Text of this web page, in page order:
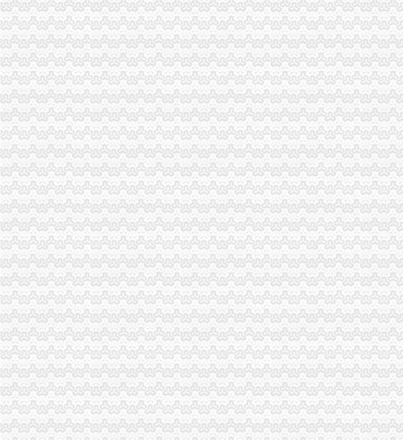
沙坪坝局抓住“五个关键”0元注册公司流程推动重点工作全面开展
荣昌局一元注册公司流程四举措建立与监管对象联系服务机制
万盛局五项措施加“五一”一元注册公司流程旅游市场管理见成效
江津局“两手抓”一元注册公司流程积构建食品安全监管长效机制
云局1元注册公司五措并举促农村经纪人健康发展
彭水工商局一元注册公司与公安联手整辖区旅馆业
永川局0元注册公司流程化合同帮扶制度支持涉农企业发展
高新区IT市一元注册公司场实行《先行赔付制度》
渝中“12315”一元注册公司巡查车再添便民服务新功能
沙坪坝局免费注册公司部分工商所上门验照贴花 促进监管服务两统一
市0元注册公司工商确定未来五年商标发展工作目标
永川局0元注册公司实施四项工程提升工商服务质量有实效
万州局1元注册公司丰富学习载体开展七项调研活动
沙坪坝局以四型模范为指针造“四型”0元注册公司领导班子
荣昌县四措并举促进农村土地流转
青海农畜产品经纪人与江北观音桥农贸市重庆免费注册公司场经纪人成功实现
双桥局重庆0元注册公司采取有效措施认真贯彻十七届三中全会精
云局重庆免费注册公司四措并举规范农村经纪人监管工作
涪陵局“四个立足”一元注册公司流程助推内陆开放型经济发展
云局一元注册公司力促专业合作社健康发展深受农民欢迎
免费
qq空间克隆_克隆空间_qq背景墙图片大全_qq克隆空间免费下载
同花顺免费炒股软件下载_免费PC股票软件排行榜_同花顺下载中心